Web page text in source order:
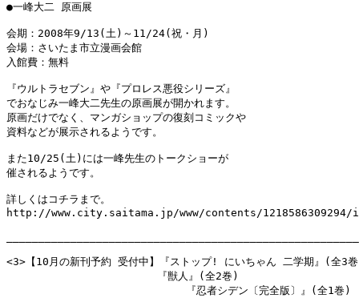
●一峰大二 原画展
会期：2008年9/13(土)～11/24(祝・月)
会場：さいたま市立漫画会館
入館費：無料
『ウルトラセブン』や『プロレス悪役シリーズ』
でおなじみ一峰大二先生の原画展が開かれます。
原画だけでなく、マンガショップの復刻コミックや
資料などが展示されるようです。
また10/25(土)には一峰先生のトークショーが
催されるようです。
詳しくはコチラまで。
http://www.city.saitama.jp/www/contents/1218586309294/
<3>【10月の新刊予約 受付中】『ストップ! にいちゃん 二学期』(全3
『獣人』(全2巻)
                            『忍者シデン〔完全版〕』(全1巻)